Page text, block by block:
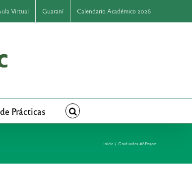
Virtual Guaraní Calendario Académico 2026
Prácticas
Inicio Graduados #AF0500